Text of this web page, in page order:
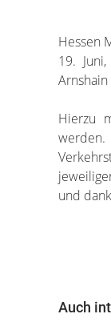
Hessen
19.
Hierzu
und
Auch